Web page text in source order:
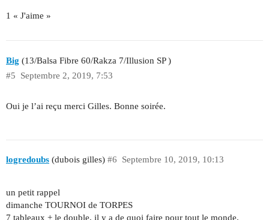
1 « J'aime »
Big (13/Balsa Fibre 60/Rakza 7/Illusion SP )
Septembre 2, 2019, 7:53
#5
Oui je l’ai reçu merci Gilles. Bonne soirée.
logredoubs (dubois gilles) Septembre 10, 2019, 10:13
#6
un petit rappel
dimanche TOURNOI de TORPES
7 tableaux + le double, il y a de quoi faire pour tout le monde.